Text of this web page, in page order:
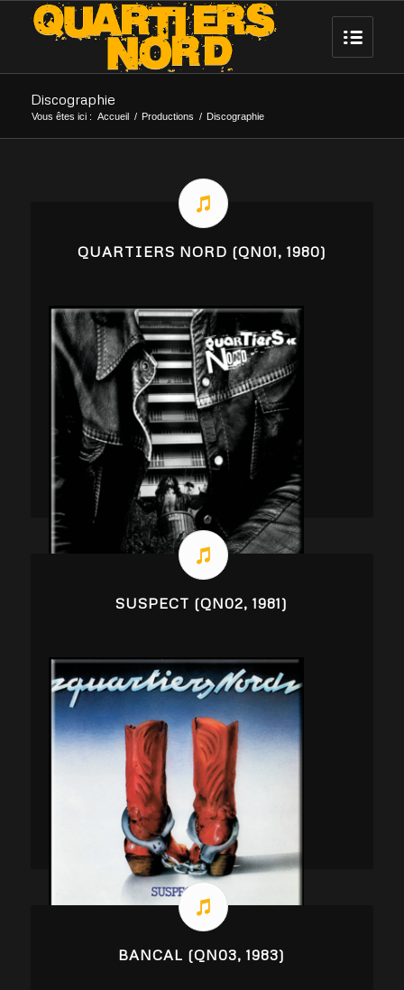
Discographie
Vous êtes ici : Accueil / Productions / Discographie
QUARTIERS NORD (QN01, 1980)
SUSPECT (QN02, 1981)
BANCAL (QN03, 1983)